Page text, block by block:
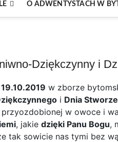
O ADWENTYSTACH W
Dziękczynny i
w zborze
i Dnia
w owoce i
, jakie dzięki Panu Bogu,
tak sowicie nas tymi bez